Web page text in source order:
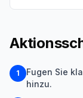
1
Fugen Sie
hinzu.